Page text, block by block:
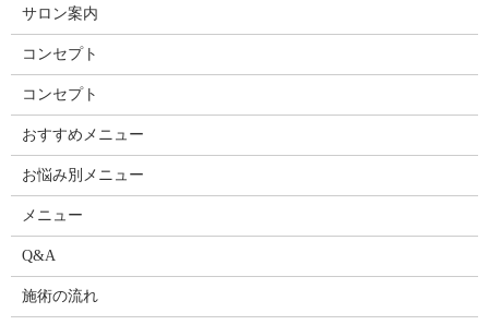
サロン案内
コンセプト
コンセプト
おすすめメニュー
お悩み別メニュー
メニュー
Q&A
施術の流れ